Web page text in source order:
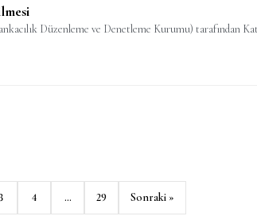
Düzenleme ve Denetleme Kurumu) tarafından
4 … 29 Sonraki »